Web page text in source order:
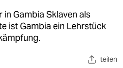
Gambia Sklaven als
ist Gambia ein Lehrstück
teilen